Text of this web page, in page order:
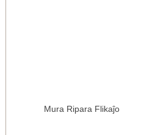
Mura Ripara Flikaĵo